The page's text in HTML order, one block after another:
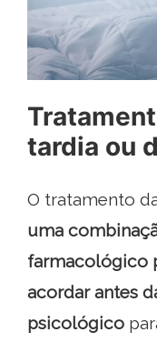
tardia ou
O tratamento
uma
farmacológico
acordar antes
psicológico